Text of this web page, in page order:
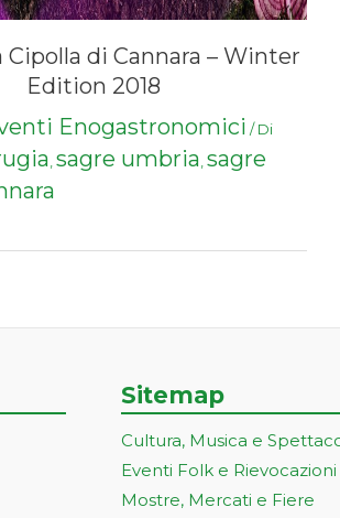
Cipolla di Cannara‎ – Winter
Edition 2018
Enogastronomici / Di
,sagre umbria,sagre
Sitemap
Cultura, Musica e
Eventi Folk e
Mostre, Mercati e Fiere